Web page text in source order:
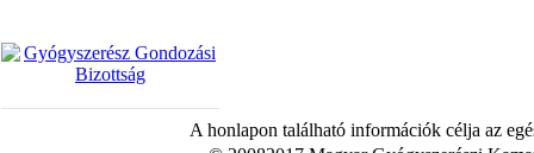
A honlapon található információk célja az